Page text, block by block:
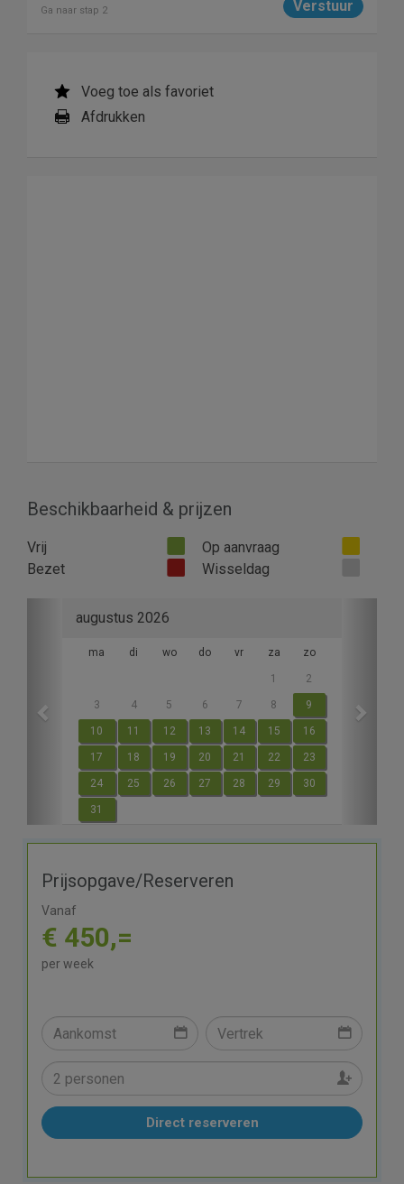
Ga naar stap 2
Voeg toe als favoriet
Afdrukken
Beschikbaarheid & prijzen
Vrij
Op aanvraag
Bezet
Wisseldag
augustus 2026
ma di wo do vr za zo
1 2
3 4 5 6 7 8 9
10 11 12 13 14 15 16
17 18 19 20 21 22 23
24 25 26 27 28 29 30
31
Previous
Prijsopgave/Reserveren
Vanaf
€ 450,=
per week
Direct reserveren